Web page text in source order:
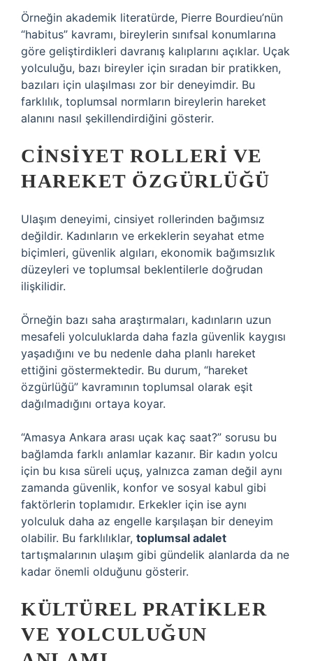
Örneğin akademik literatürde, Pierre Bourdieu’nün
“habitus” kavramı, bireylerin sınıfsal konumlarına
göre geliştirdikleri davranış kalıplarını açıklar. Uçak
yolculuğu, bazı bireyler için sıradan bir pratikken,
bazıları için ulaşılması zor bir deneyimdir. Bu
farklılık, toplumsal normların bireylerin hareket
alanını nasıl şekillendirdiğini gösterir.
CINSIYET ROLLERI VE
HAREKET ÖZGÜRLÜĞÜ
Ulaşım deneyimi, cinsiyet rollerinden bağımsız
değildir. Kadınların ve erkeklerin seyahat etme
biçimleri, güvenlik algıları, ekonomik bağımsızlık
düzeyleri ve toplumsal beklentilerle doğrudan
ilişkilidir.
Örneğin bazı saha araştırmaları, kadınların uzun
mesafeli yolculuklarda daha fazla güvenlik kaygısı
yaşadığını ve bu nedenle daha planlı hareket
ettiğini göstermektedir. Bu durum, “hareket
özgürlüğü” kavramının toplumsal olarak eşit
dağılmadığını ortaya koyar.
“Amasya Ankara arası uçak kaç saat?” sorusu bu
bağlamda farklı anlamlar kazanır. Bir kadın yolcu
için bu kısa süreli uçuş, yalnızca zaman değil aynı
zamanda güvenlik, konfor ve sosyal kabul gibi
faktörlerin toplamıdır. Erkekler için ise aynı
yolculuk daha az engelle karşılaşan bir deneyim
olabilir. Bu farklılıklar, toplumsal adalet
tartışmalarının ulaşım gibi gündelik alanlarda da ne
kadar önemli olduğunu gösterir.
KÜLTÜREL PRATIKLER
VE YOLCULUĞUN